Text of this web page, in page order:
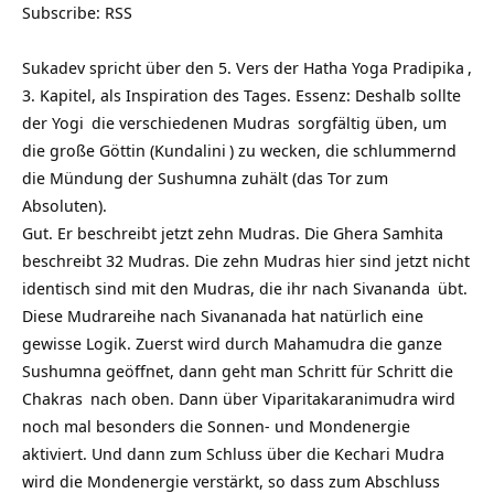
Subscribe: RSS
Sukadev spricht über den 5. Vers der Hatha Yoga Pradipika ,
3. Kapitel, als Inspiration des Tages. Essenz: Deshalb sollte
der Yogi die verschiedenen Mudras sorgfältig üben, um
die große Göttin (Kundalini ) zu wecken, die schlummernd
die Mündung der Sushumna zuhält (das Tor zum
Absoluten).
Gut. Er beschreibt jetzt zehn Mudras. Die Ghera Samhita
beschreibt 32 Mudras. Die zehn Mudras hier sind jetzt nicht
identisch sind mit den Mudras, die ihr nach Sivananda übt.
Diese Mudrareihe nach Sivananada hat natürlich eine
gewisse Logik. Zuerst wird durch Mahamudra die ganze
Sushumna geöffnet, dann geht man Schritt für Schritt die
Chakras nach oben. Dann über Viparitakaranimudra wird
noch mal besonders die Sonnen- und Mondenergie
aktiviert. Und dann zum Schluss über die Kechari Mudra
wird die Mondenergie verstärkt, so dass zum Abschluss